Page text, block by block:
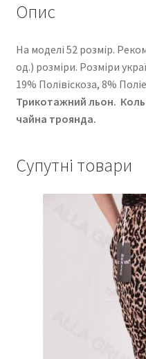
Опис
На моделі 52 розмір.
од.) розміри. Розміри
19% Полівіскоза, 8%
Трикотажний льон.
чайна троянда.
Супутні товари